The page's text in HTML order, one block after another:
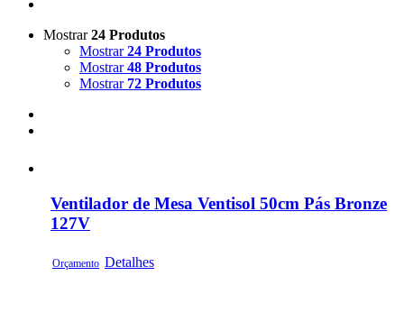
Mostrar24 Produtos
Mostrar24 Produtos
Mostrar48 Produtos
Mostrar 72 Produtos
Ventilador de Mesa Ventisol 50cm Pás Bronze
127V
Orçamento Detalhes